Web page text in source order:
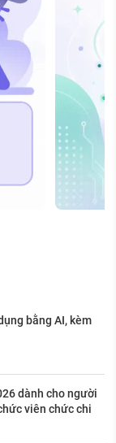
bằng AI, kèm
dành cho người
viên chức chi